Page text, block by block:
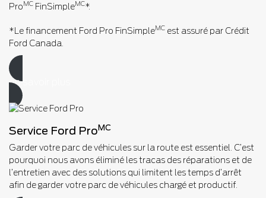
ProMC FinSimpleMC*.
*Le financement Ford Pro FinSimpleMC est assuré par Crédit
Ford Canada.
en savoir plus
Service Ford ProMC
Garder votre parc de véhicules sur la route est essentiel. C’est
pourquoi nous avons éliminé les tracas des réparations et de
l’entretien avec des solutions qui limitent les temps d’arrêt
afin de garder votre parc de véhicules chargé et productif.